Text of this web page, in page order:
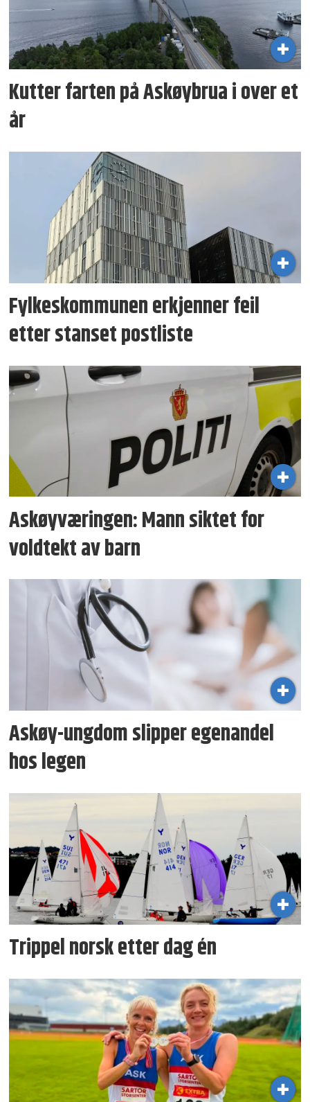
Kutter farten på Askøybrua i over et
år
Fylkeskommunen erkjenner feil
etter stanset postliste
Askøyværingen: Mann siktet for
voldtekt av barn
Askøy-ungdom slipper egenandel
hos legen
Trippel norsk etter dag én